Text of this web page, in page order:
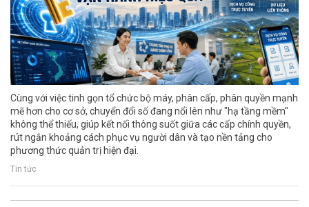
Cùng với việc tinh gọn tổ chức bộ máy, phân cấp, phân quyền mạnh
mẽ hơn cho cơ sở, chuyển đổi số đang nổi lên như "hạ tầng mềm"
không thể thiếu, giúp kết nối thông suốt giữa các cấp chính quyền,
rút ngắn khoảng cách phục vụ người dân và tạo nền tảng cho
phương thức quản trị hiện đại.
Tin tức